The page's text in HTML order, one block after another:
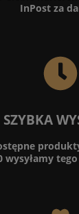
InPost za
SZYBKA
wysyłamy